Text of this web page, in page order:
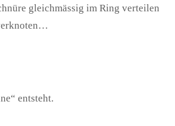
gleichmässig im Ring verteilen
entsteht.